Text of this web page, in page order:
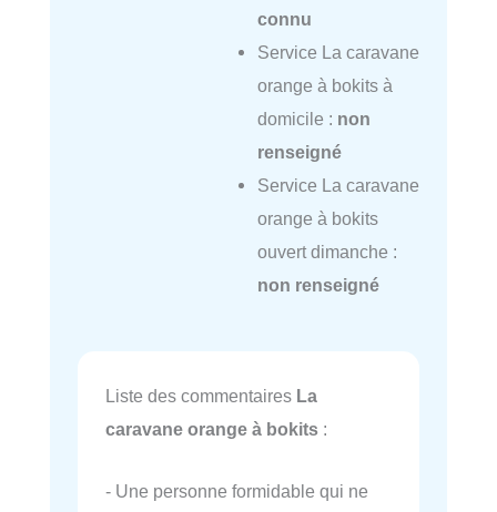
connu
Service La caravane
orange à bokits à
domicile : non
renseigné
Service La caravane
orange à bokits
ouvert dimanche :
non renseigné
Liste des commentaires La
caravane orange à bokits :
- Une personne formidable qui ne